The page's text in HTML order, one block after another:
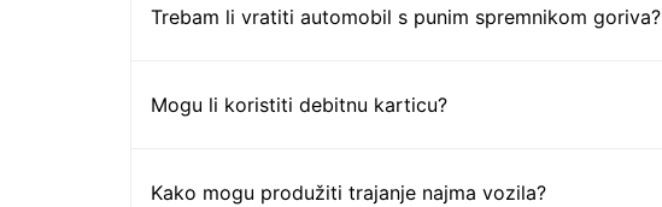
Trebam li vratiti automobil s punim spremnikom goriva?
Mogu li koristiti debitnu karticu?
Kako mogu produžiti trajanje najma vozila?